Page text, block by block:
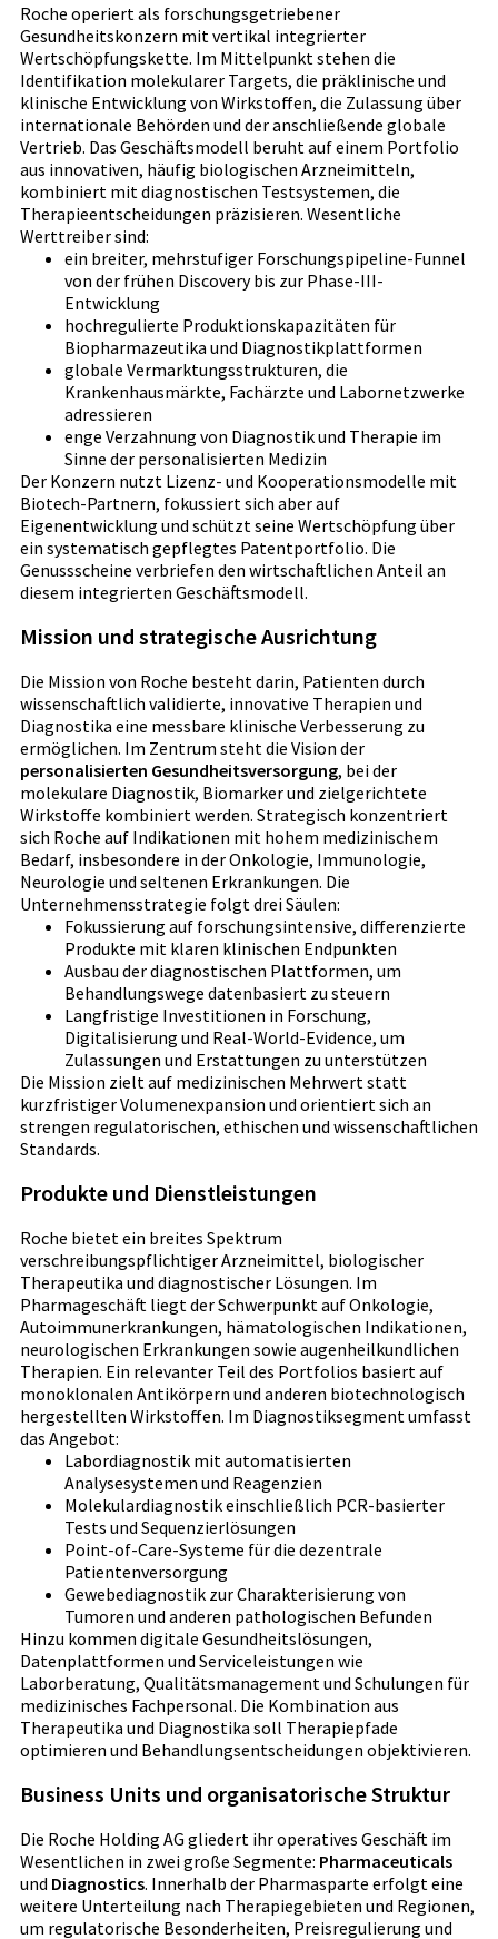
Roche operiert als forschungsgetriebener
Gesundheitskonzern mit vertikal integrierter
Wertschöpfungskette. Im Mittelpunkt stehen die
Identifikation molekularer Targets, die präklinische und
klinische Entwicklung von Wirkstoffen, die Zulassung über
internationale Behörden und der anschließende globale
Vertrieb. Das Geschäftsmodell beruht auf einem Portfolio
aus innovativen, häufig biologischen Arzneimitteln,
kombiniert mit diagnostischen Testsystemen, die
Therapieentscheidungen präzisieren. Wesentliche
Werttreiber sind:
ein breiter, mehrstufiger Forschungspipeline-Funnel
von der frühen Discovery bis zur Phase-III-
Entwicklung
hochregulierte Produktionskapazitäten für
Biopharmazeutika und Diagnostikplattformen
globale Vermarktungsstrukturen, die
Krankenhausmärkte, Fachärzte und Labornetzwerke
adressieren
enge Verzahnung von Diagnostik und Therapie im
Sinne der personalisierten Medizin
Der Konzern nutzt Lizenz- und Kooperationsmodelle mit
Biotech-Partnern, fokussiert sich aber auf
Eigenentwicklung und schützt seine Wertschöpfung über
ein systematisch gepflegtes Patentportfolio. Die
Genussscheine verbriefen den wirtschaftlichen Anteil an
diesem integrierten Geschäftsmodell.
Mission und strategische Ausrichtung
Die Mission von Roche besteht darin, Patienten durch
wissenschaftlich validierte, innovative Therapien und
Diagnostika eine messbare klinische Verbesserung zu
ermöglichen. Im Zentrum steht die Vision der
personalisierten Gesundheitsversorgung, bei der
molekulare Diagnostik, Biomarker und zielgerichtete
Wirkstoffe kombiniert werden. Strategisch konzentriert
sich Roche auf Indikationen mit hohem medizinischem
Bedarf, insbesondere in der Onkologie, Immunologie,
Neurologie und seltenen Erkrankungen. Die
Unternehmensstrategie folgt drei Säulen:
Fokussierung auf forschungsintensive, differenzierte
Produkte mit klaren klinischen Endpunkten
Ausbau der diagnostischen Plattformen, um
Behandlungswege datenbasiert zu steuern
Langfristige Investitionen in Forschung,
Digitalisierung und Real-World-Evidence, um
Zulassungen und Erstattungen zu unterstützen
Die Mission zielt auf medizinischen Mehrwert statt
kurzfristiger Volumenexpansion und orientiert sich an
strengen regulatorischen, ethischen und wissenschaftlichen
Standards.
Produkte und Dienstleistungen
Roche bietet ein breites Spektrum
verschreibungspflichtiger Arzneimittel, biologischer
Therapeutika und diagnostischer Lösungen. Im
Pharmageschäft liegt der Schwerpunkt auf Onkologie,
Autoimmunerkrankungen, hämatologischen Indikationen,
neurologischen Erkrankungen sowie augenheilkundlichen
Therapien. Ein relevanter Teil des Portfolios basiert auf
monoklonalen Antikörpern und anderen biotechnologisch
hergestellten Wirkstoffen. Im Diagnostiksegment umfasst
das Angebot:
Labordiagnostik mit automatisierten
Analysesystemen und Reagenzien
Molekulardiagnostik einschließlich PCR-basierter
Tests und Sequenzierlösungen
Point-of-Care-Systeme für die dezentrale
Patientenversorgung
Gewebediagnostik zur Charakterisierung von
Tumoren und anderen pathologischen Befunden
Hinzu kommen digitale Gesundheitslösungen,
Datenplattformen und Serviceleistungen wie
Laborberatung, Qualitätsmanagement und Schulungen für
medizinisches Fachpersonal. Die Kombination aus
Therapeutika und Diagnostika soll Therapiepfade
optimieren und Behandlungsentscheidungen objektivieren.
Business Units und organisatorische Struktur
Die Roche Holding AG gliedert ihr operatives Geschäft im
Wesentlichen in zwei große Segmente: Pharmaceuticals
und Diagnostics. Innerhalb der Pharmasparte erfolgt eine
weitere Unterteilung nach Therapiegebieten und Regionen,
um regulatorische Besonderheiten, Preisregulierung und